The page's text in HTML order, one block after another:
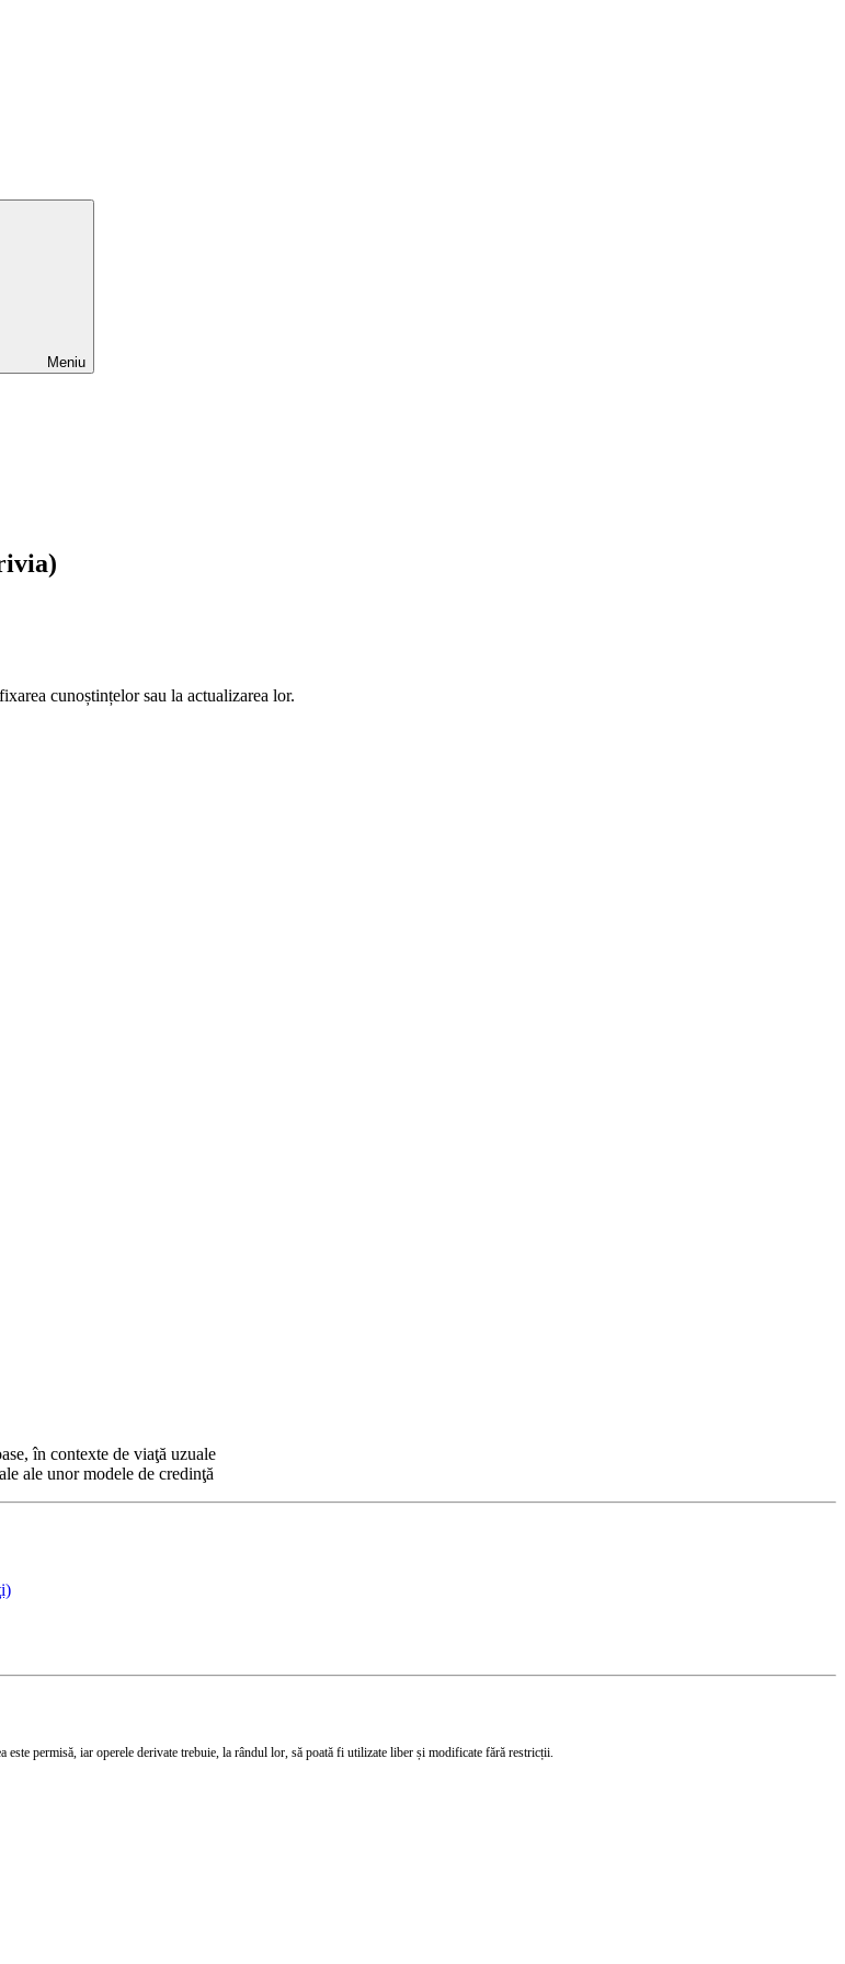
Meniu
cunoștințelor sau la actualizarea lor.
în contexte de viaţă uzuale
ale unor modele de credinţă
permisă, iar operele derivate trebuie, la rândul lor, să poată fi utilizate liber și modificate fără restricții.